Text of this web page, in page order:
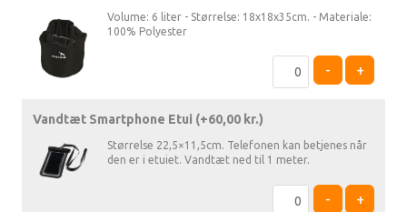
Volume: 6 liter - Størrelse: 18x18x35cm. - Materiale:
100% Polyester
- +
Vandtæt Smartphone Etui (+60,00 kr.)
Størrelse 22,5×11,5cm. Telefonen kan betjenes når
den er i etuiet. Vandtæt ned til 1 meter.
- +